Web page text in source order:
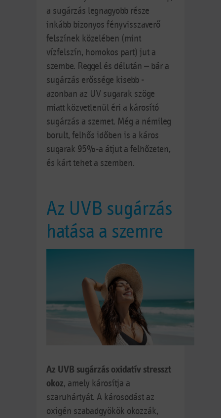
a sugárzás legnagyobb része
inkább bizonyos fényvisszaverő
felszínek közelében (mint
vízfelszín, homokos part) jut a
szembe. Reggel és délután – bár a
sugárzás erőssége kisebb -
azonban az UV sugarak szöge
miatt közvetlenül éri a károsító
sugárzás a szemet. Még a némileg
borult, felhős időben is a káros
sugarak 95%-a átjut a felhőzeten,
és kárt tehet a szemben.
Az UVB sugárzás
hatása a szemre
Az UVB sugárzás oxidatív stresszt
okoz, amely károsítja a
szaruhártyát. A károsodást az
oxigén szabadgyökök okozzák,